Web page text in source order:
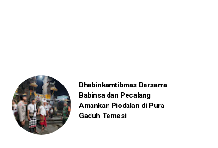
Bhabinkamtibmas Bersama
Babinsa dan Pecalang
Amankan Piodalan di Pura
Gaduh Temesi